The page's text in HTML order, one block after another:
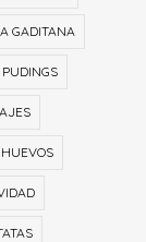
GADITANA
HUEVOS